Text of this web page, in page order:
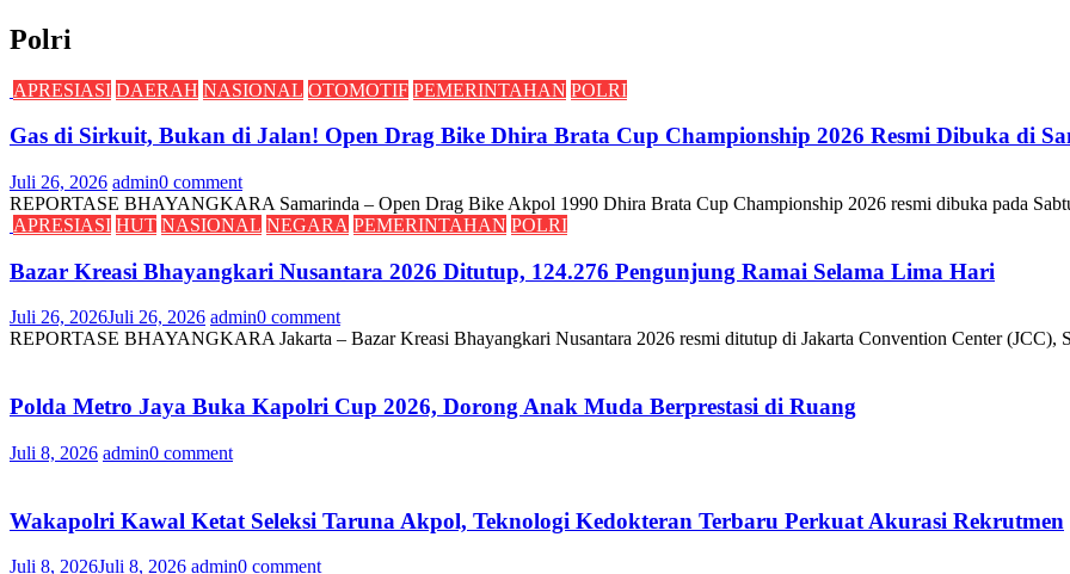
Polri
APRESIASI DAERAH NASIONAL OTOMOTIF PEMERINTAHAN POLRI
Gas di Sirkuit, Bukan di Jalan! Open Drag Bike Dhira Brata Cup Championship 2026 Resmi Dibuka di
Juli 26, 2026 admin0 comment
REPORTASE BHAYANGKARA Samarinda – Open Drag Bike Akpol 1990 Dhira Brata Cup Championship 2026 resmi dibuka pada
APRESIASI HUT NASIONAL NEGARA PEMERINTAHAN POLRI
Bazar Kreasi Bhayangkari Nusantara 2026 Ditutup, 124.276 Pengunjung Ramai Selama Lima Hari
Juli 26, 2026Juli 26, 2026 admin0 comment
REPORTASE BHAYANGKARA Jakarta – Bazar Kreasi Bhayangkari Nusantara 2026 resmi ditutup di Jakarta Convention Center (JCC),
Polda Metro Jaya Buka Kapolri Cup 2026, Dorong Anak Muda Berprestasi di Ruang
Juli 8, 2026 admin0 comment
Wakapolri Kawal Ketat Seleksi Taruna Akpol, Teknologi Kedokteran Terbaru Perkuat Akurasi Rekrutmen
Juli 8, 2026Juli 8, 2026 admin0 comment